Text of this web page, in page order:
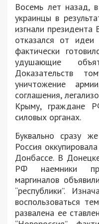
Восемь лет назад,
украинцы в
изгнали президента
отказался от идеи
фактически
удушающие
Доказательств
уничтожение
соглашения,
Крыму, граждане
силовых органах.
Буквально сразу
Россия
Донбассе. В
РФ наемники
маргиналов
“республики”.
воспользоваться
развалена ее